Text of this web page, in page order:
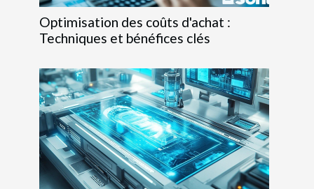
Optimisation des coûts d'achat :
Techniques et bénéfices clés